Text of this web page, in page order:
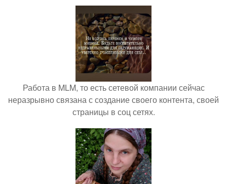
Работа в MLM, то есть сетевой компании сейчас
неразрывно связана с создание своего контента, своей
страницы в соц сетях.